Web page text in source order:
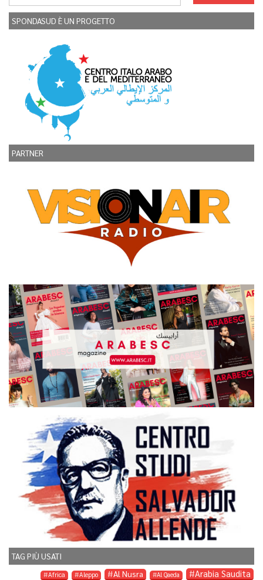
SPONDASUD È UN PROGETTO
PARTNER
TAG PIÙ USATI
Africa Aleppo Al Nusra Al Qaeda Arabia Saudita